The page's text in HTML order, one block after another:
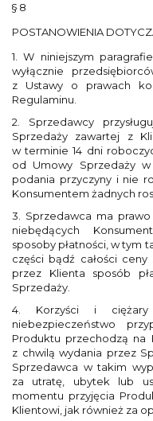
§ 8
POSTANOWIENIA
1. W niniejszym
wyłącznie
z Ustawy o prawach
Regulaminu.
2. Sprzedawcy
Sprzedaży zawartej z
w terminie 14 dni
od Umowy Sprzedaży
podania przyczyny i nie
Konsumentem żadnych
3. Sprzedawca ma
niebędących
sposoby płatności, w tym
części bądź całości
przez Klienta sposób
Sprzedaży.
4. Korzyści i
niebezpieczeństwo
Produktu przechodzą na
z chwilą wydania przez
Sprzedawca w takim
za utratę, ubytek lub
momentu przyjęcia
Klientowi, jak również za